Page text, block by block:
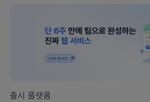
출시 플랫폼